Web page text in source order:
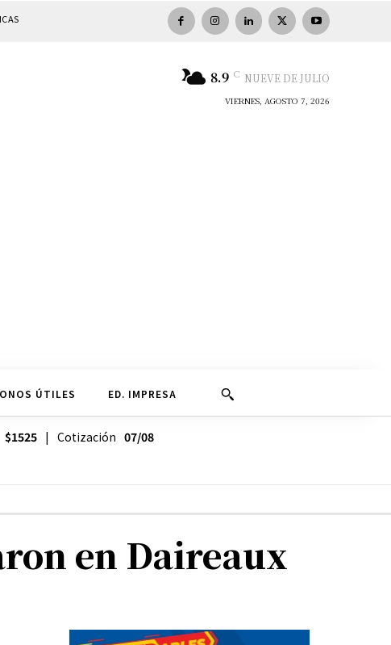
8.9 C NUEVE DE JULIO
VIERNES, AGOSTO 7, 2026
ÚTILES ED. IMPRESA
$1525| Cotización 07/08
en Daireaux